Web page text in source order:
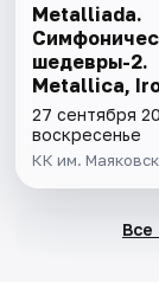
Metalliada.
шедевры-2.
Metallica,
Maiden,
Nightwish
27 сентября
воскресенье
КК им.
Все